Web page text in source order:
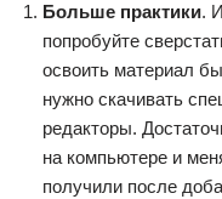
Больше практики.
попробуйте
освоить материал
нужно скачивать
редакторы.
на компьютере и
получили после